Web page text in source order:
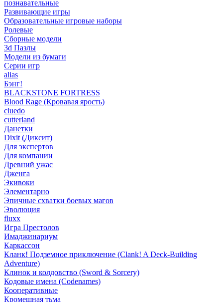
познавательные
Развивающие игры
Образовательные игровые наборы
Ролевые
Сборные модели
3d Пазлы
Модели из бумаги
Серии игр
alias
Бэнг!
BLACKSTONE FORTRESS
Blood Rage (Кровавая ярость)
cluedo
cutterland
Данетки
Dixit (Диксит)
Для экспертов
Для компании
Древний ужас
Дженга
Экивоки
Элементарно
Эпичные схватки боевых магов
Эволюция
fluxx
Игра Престолов
Имаджинариум
Каркассон
Кланк! Подземное приключение (Clank! A Deck-Building
Adventure)
Клинок и колдовство (Sword & Sorcery)
Кодовые имена (Codenames)
Кооперативные
Кромешная тьма